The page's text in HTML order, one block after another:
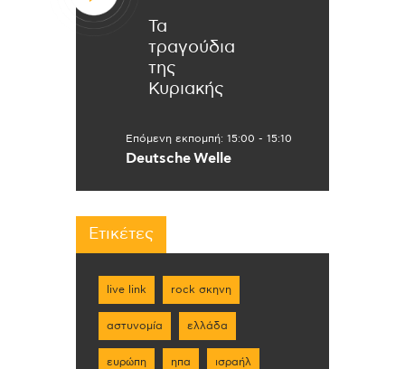
Τα
τραγούδια
της
Κυριακής
Επόμενη εκπομπή: 15:00 - 15:10
Deutsche Welle
Ετικέτες
live link rock σκηνη
αστυνομία ελλάδα
ευρώπη ηπα ισραήλ